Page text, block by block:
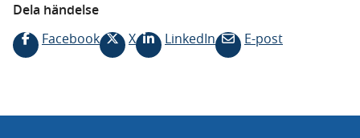
Dela händelse
Facebook
X LinkedIn E-post